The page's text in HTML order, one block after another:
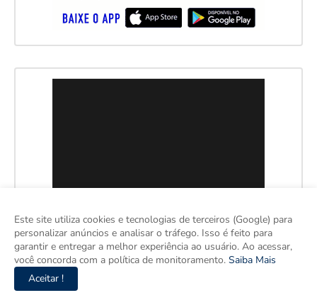
Este site utiliza cookies e tecnologias de terceiros (Google) para
personalizar anúncios e analisar o tráfego. Isso é feito para
garantir e entregar a melhor experiência ao usuário. Ao acessar,
você concorda com a política de monitoramento. Saiba Mais
Aceitar !